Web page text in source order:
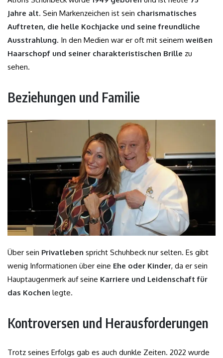
Jahre alt. Sein Markenzeichen ist sein charismatisches
Auftreten, die helle Kochjacke und seine freundliche
Ausstrahlung. In den Medien war er oft mit seinem weißen
Haarschopf und seiner charakteristischen Brille zu
sehen.
Beziehungen und Familie
Über sein Privatleben spricht Schuhbeck nur selten. Es gibt
wenig Informationen über eine Ehe oder Kinder, da er sein
Hauptaugenmerk auf seine Karriere und Leidenschaft für
das Kochen legte.
Kontroversen und Herausforderungen
Trotz seines Erfolgs gab es auch dunkle Zeiten. 2022 wurde